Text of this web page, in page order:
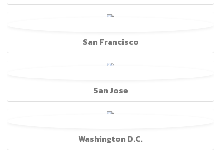
San Francisco
San Jose
Washington D.C.